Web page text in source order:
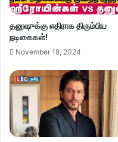
தனுஷுக்கு எதிராக திரும்பிய
நடிகைகள்!
November 18, 2024